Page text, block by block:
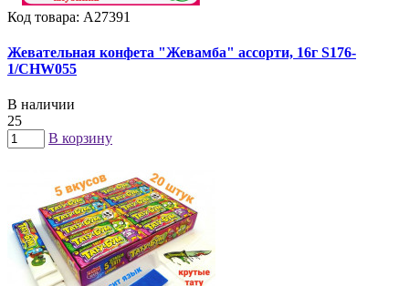
Код товара: А27391
Жевательная конфета "Жевамба" ассорти, 16г S176-
1/CHW055
В наличии
25
В корзину